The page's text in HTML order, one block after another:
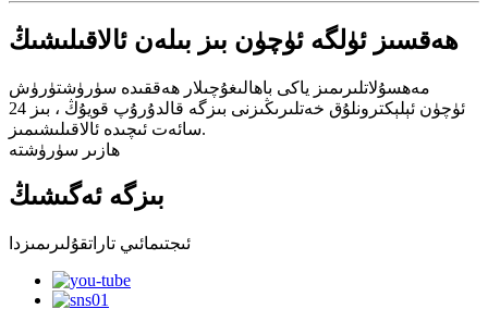
ھەقسىز ئۈلگە ئۈچۈن بىز بىلەن ئالاقىلىشىڭ
مەھسۇلاتلىرىمىز ياكى باھالىغۇچىلار ھەققىدە سۈرۈشتۈرۈش
ئۈچۈن ئېلېكترونلۇق خەتلىرىڭىزنى بىزگە قالدۇرۇپ قويۇڭ ، بىز 24
سائەت ئىچىدە ئالاقىلىشىمىز.
ھازىر سۈرۈشتە
بىزگە ئەگىشىڭ
ئىجتىمائىي تاراتقۇلىرىمىزدا